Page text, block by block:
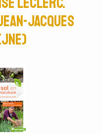
Jacques